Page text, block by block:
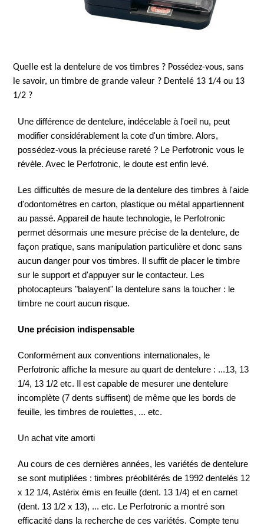
Quelle est la dentelure de vos timbres ? Possédez-vous, sans
le savoir, un timbre de grande valeur ? Dentelé 13 1/4 ou 13
1/2 ?
Une différence de dentelure, indécelable à l'oeil nu, peut
modifier considérablement la cote d'un timbre. Alors,
possédez-vous la précieuse rareté ? Le Perfotronic vous le
révèle. Avec le Perfotronic, le doute est enfin levé.
Les difficultés de mesure de la dentelure des timbres à l'aide
d'odontomètres en carton, plastique ou métal appartiennent
au passé. Appareil de haute technologie, le Perfotronic
permet désormais une mesure précise de la dentelure, de
façon pratique, sans manipulation particulière et donc sans
aucun danger pour vos timbres. Il suffit de placer le timbre
sur le support et d'appuyer sur le contacteur. Les
photocapteurs "balayent" la dentelure sans la toucher : le
timbre ne court aucun risque.
Une précision indispensable
Conformément aux conventions internationales, le
Perfotronic affiche la mesure au quart de dentelure : ...13, 13
1/4, 13 1/2 etc. Il est capable de mesurer une dentelure
incomplète (7 dents suffisent) de même que les bords de
feuille, les timbres de roulettes, ... etc.
Un achat vite amorti
Au cours de ces dernières années, les variétés de dentelure
se sont mutipliées : timbres préoblitérés de 1992 dentelés 12
x 12 1/4, Astérix émis en feuille (dent. 13 1/4) et en carnet
(dent. 13 1/2 x 13), ... etc. Le Perfotronic a montré son
efficacité dans la recherche de ces variétés. Compte tenu